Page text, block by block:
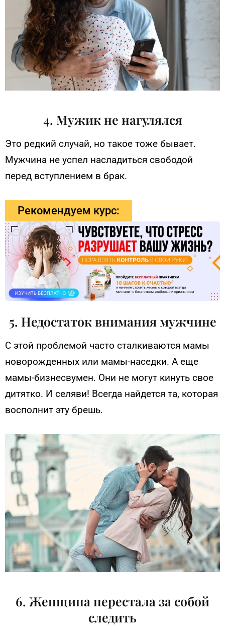
4. Мужик не нагулялся
Это редкий случай, но такое тоже бывает.
Мужчина не успел насладиться свободой
перед вступлением в брак.
Рекомендуем курс:
5. Недостаток внимания мужчине
С этой проблемой часто сталкиваются мамы
новорожденных или мамы-наседки. А еще
мамы-бизнесвумен. Они не могут кинуть свое
дитятко. И селяви! Всегда найдется та, которая
восполнит эту брешь.
6. Женщина перестала за собой
следить